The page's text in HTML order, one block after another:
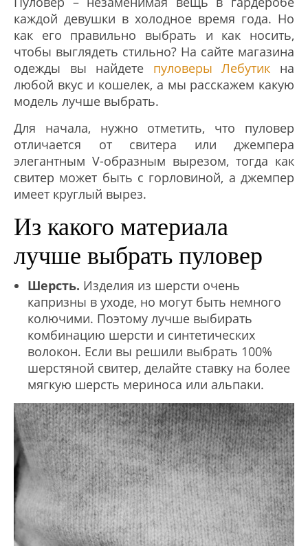
каждой девушки в холодное время года. Но
как его правильно выбрать и как носить,
чтобы выглядеть стильно? На сайте магазина
одежды вы найдете пуловеры Лебутик на
любой вкус и кошелек, а мы расскажем какую
модель лучше выбрать.
Для начала, нужно отметить, что пуловер
отличается от свитера или джемпера
элегантным V-образным вырезом, тогда как
свитер может быть с горловиной, а джемпер
имеет круглый вырез.
Из какого материала
лучше выбрать пуловер
Шерсть. Изделия из шерсти очень
капризны в уходе, но могут быть немного
колючими. Поэтому лучше выбирать
комбинацию шерсти и синтетических
волокон. Если вы решили выбрать 100%
шерстяной свитер, делайте ставку на более
мягкую шерсть мериноса или альпаки.